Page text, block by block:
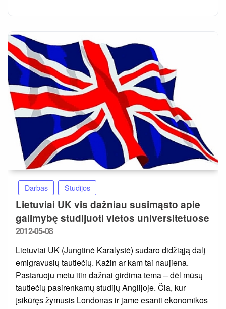
Darbas Studijos
Lietuviai UK vis dažniau susimąsto apie
galimybę studijuoti vietos universitetuose
Posted
2012-05-08
Lietuviai UK (Jungtinė Karalystė) sudaro didžiąją dalį
emigravusių tautiečių. Kažin ar kam tai naujiena.
Pastaruoju metu itin dažnai girdima tema – dėl mūsų
tautiečių pasirenkamų studijų Anglijoje. Čia, kur
įsikūręs žymusis Londonas ir jame esanti ekonomikos